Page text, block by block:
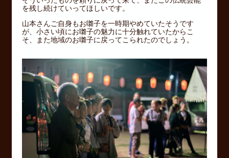
を残し続けていってほしいです。
山本さんご自身もお囃子を一時期やめていたそうです
が、小さい頃にお囃子の魅力に十分触れていたからこ
そ、また地域のお囃子に戻ってこられたのでしょう。